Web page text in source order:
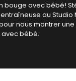
bouge avec bébé!
au Studio
nous montrer
bébé.